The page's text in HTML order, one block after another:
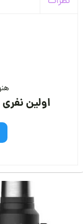
اولین